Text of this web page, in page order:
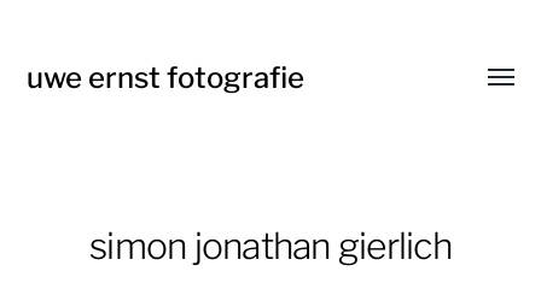
uwe ernst fotografie
Menü
simon jonathan gierlich